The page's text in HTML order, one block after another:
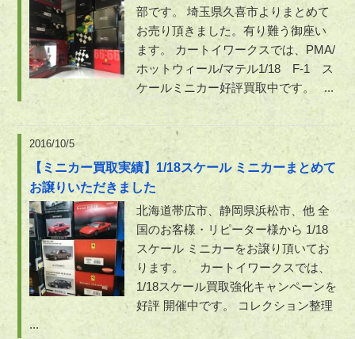
部です。 埼玉県久喜市よりまとめて
お売り頂きました。有り難う御座い
ます。 カートイワークスでは、PMA/
ホットウィール/マテル1/18 F-1 ス
ケールミニカー好評買取中です。 ...
2016/10/5
【ミニカー買取実績】1/18スケール ミニカーまとめて
お譲りいただきました
北海道帯広市、静岡県浜松市、他 全
国のお客様・リピーター様から 1/18
スケール ミニカーをお譲り頂いてお
ります。 カートイワークスでは、
1/18スケール買取強化キャンペーンを
好評 開催中です。 コレクション整理
...